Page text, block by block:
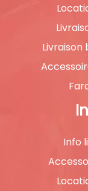
Livraison
Info